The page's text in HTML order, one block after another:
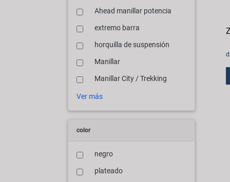
Ahead manillar potencia
extremo barra
horquilla de suspensión
Manillar
Manillar City / Trekking
Ver más
color
negro
plateado